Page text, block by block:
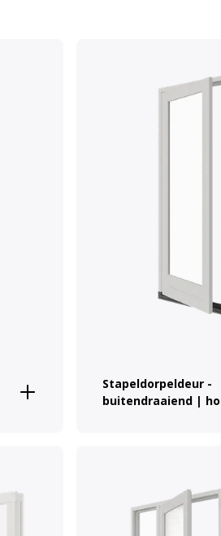
Stapeldorpeldeur -
buitendraaiend |